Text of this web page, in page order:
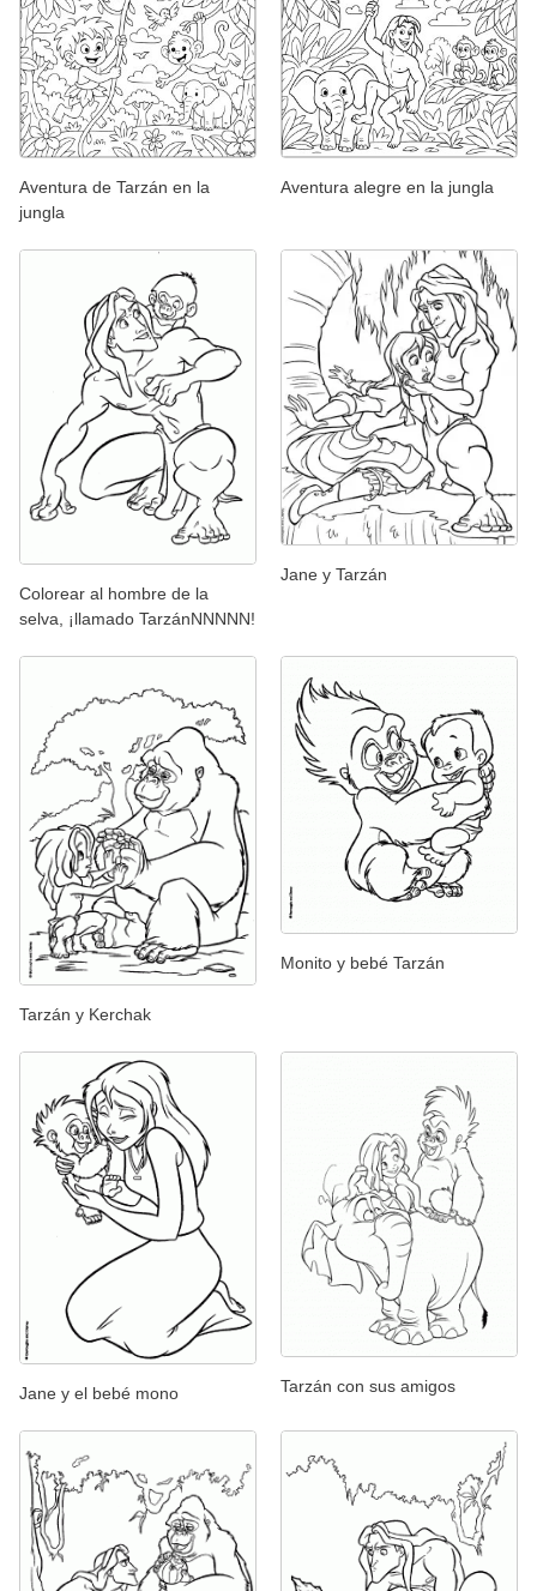
Aventura de Tarzán en la
jungla
Aventura alegre en la jungla
Colorear al hombre de la
selva, ¡llamado TarzánNNNNN!
Jane y Tarzán
Tarzán y Kerchak
Monito y bebé Tarzán
Jane y el bebé mono Tarzán con sus amigos